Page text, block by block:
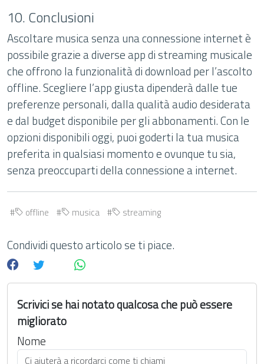
10. Conclusioni
Ascoltare musica senza una connessione internet è
possibile grazie a diverse app di streaming musicale
che offrono la funzionalità di download per l’ascolto
offline. Scegliere l’app giusta dipenderà dalle tue
preferenze personali, dalla qualità audio desiderata
e dal budget disponibile per gli abbonamenti. Con le
opzioni disponibili oggi, puoi goderti la tua musica
preferita in qualsiasi momento e ovunque tu sia,
senza preoccuparti della connessione a internet.
offline musica streaming
Condividi questo articolo se ti piace.
Scrivici se hai notato qualcosa che può essere
migliorato
Nome